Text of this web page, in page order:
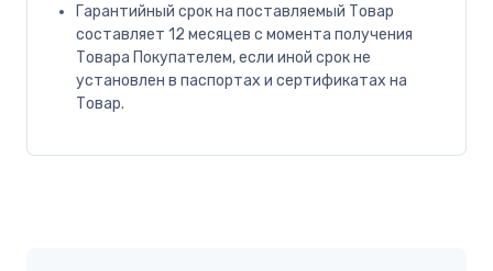
Гарантийный срок на поставляемый Товар
составляет 12 месяцев с момента получения
Товара Покупателем, если иной срок не
установлен в паспортах и сертификатах на
Товар.